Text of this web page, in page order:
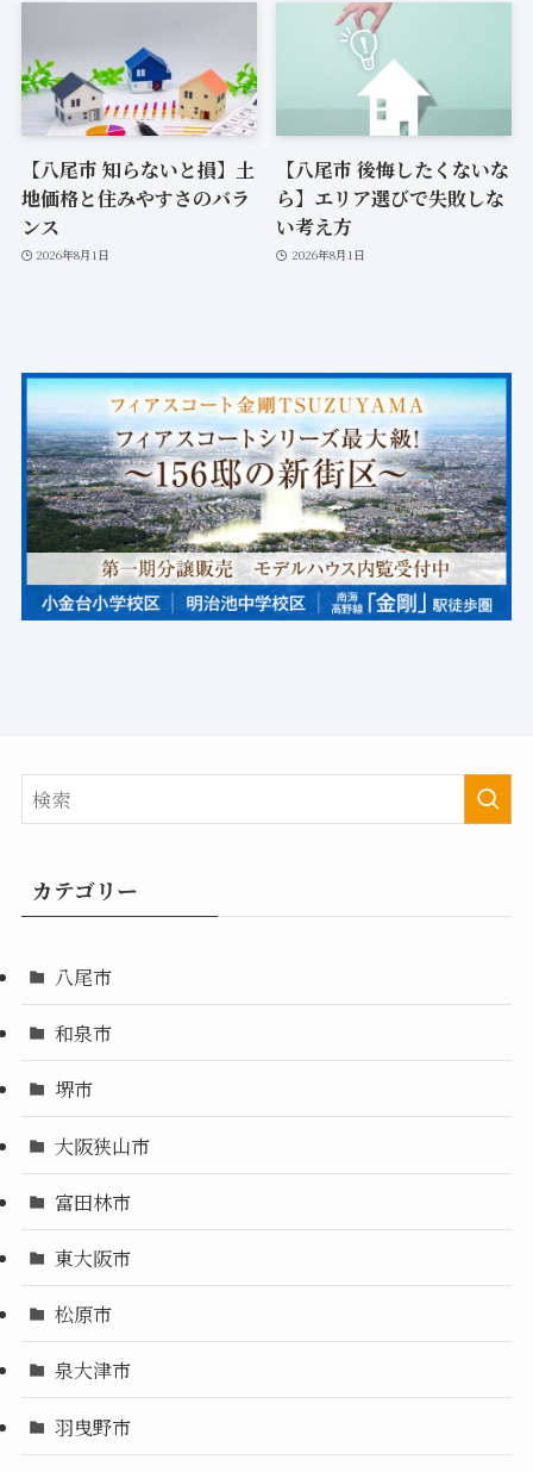
【八尾市 知らないと損】土
地価格と住みやすさのバラ
ンス
2026年8月1日
【八尾市 後悔したくないな
ら】エリア選びで失敗しな
い考え方
2026年8月1日
カテゴリー
八尾市
和泉市
堺市
大阪狭山市
富田林市
東大阪市
松原市
泉大津市
羽曳野市